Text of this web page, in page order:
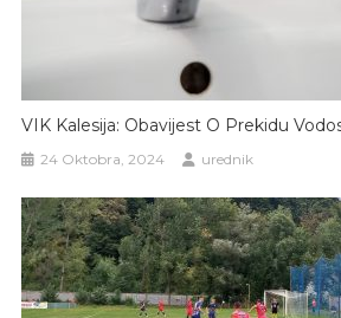
VIK Kalesija: Obavijest O Prekidu
24 Oktobra, 2024 urednik